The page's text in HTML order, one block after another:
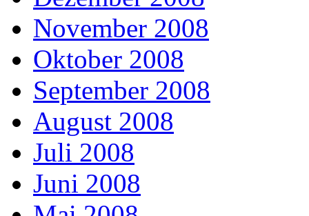
November 2008
Oktober 2008
September 2008
August 2008
Juli 2008
Juni 2008